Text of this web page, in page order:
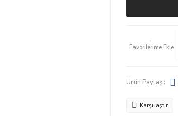
Ürün Paylaş :
Karşılaştır